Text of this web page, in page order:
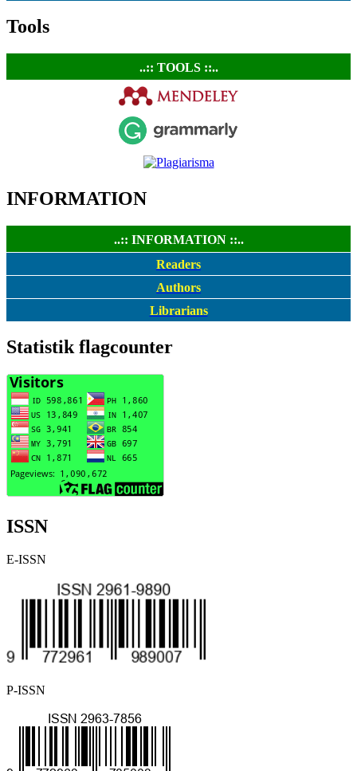
Tools
..:: TOOLS ::..
INFORMATION
..:: INFORMATION ::..
Readers
Authors
Librarians
Statistik flagcounter
ISSN
E-ISSN
P-ISSN